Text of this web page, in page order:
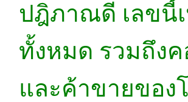
ปฎิภาณดี เลขนี้
ทั้งหมด รวมถึง
และค้าขายของ